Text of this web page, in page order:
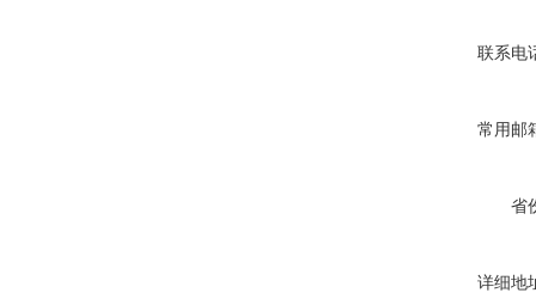
联系电
常用邮
省
详细地